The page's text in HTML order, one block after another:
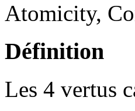
Atomicity,
Définition
Les 4 vertus